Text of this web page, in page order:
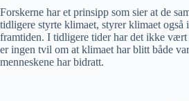
Forskerne har et prinsipp som sier at de
tidligere styrte klimaet, styrer klimaet også
framtiden. I tidligere tider har det ikke
er ingen tvil om at klimaet har blitt både
menneskene har bidratt.